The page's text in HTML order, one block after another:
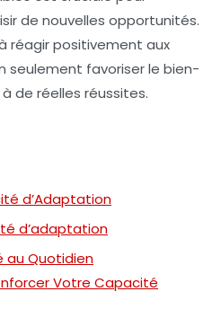
de nouvelles opportunités.
réagir positivement aux
seulement favoriser le bien-
de réelles réussites.
d’Adaptation
d’adaptation
au Quotidien
Votre Capacité